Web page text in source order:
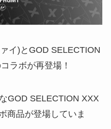
イ)とGOD SELECTION
ラボが再登場！
GOD SELECTION XXX
商品が登場していま